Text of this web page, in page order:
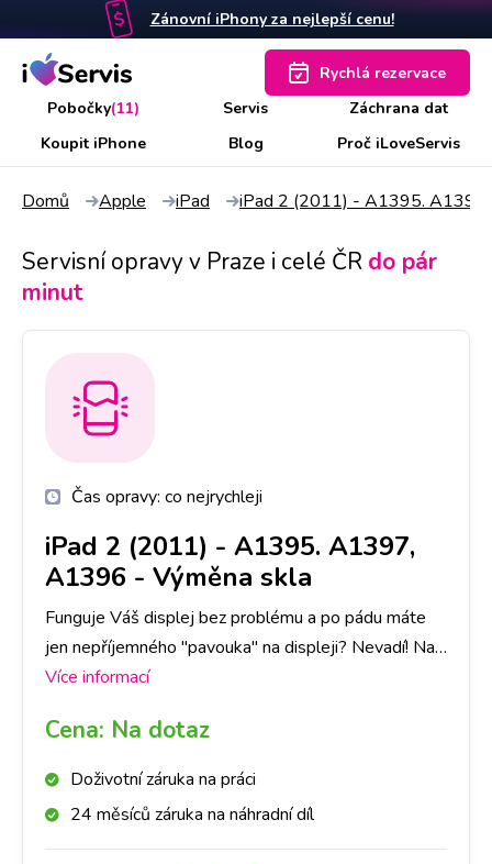
Zánovní iPhony za nejlepší cenu!
Pobočky(11) Servis
Záchrana dat
Koupit iPhone
Blog Proč iLoveServis
Rychlá rezervace
Domů Apple iPad iPad 2 (2011) - A1395.
Servisní opravy v Praze i celé ČR do pár
minut
Čas opravy: co nejrychleji
iPad 2 (2011) - A1395. A1397,
A1396 - Výměna skla
Funguje Váš displej bez problému a po pádu máte
jen nepříjemného "pavouka" na displeji? Nevadí! Na
Vašem ipad 2 jsme schopni vyměnit pouze
peníze.
Více informací
Cena: Na dotaz
Doživotní záruka na práci
24 měsíců záruka na náhradní díl